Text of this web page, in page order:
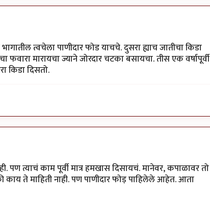
त्वचेला पाणीदार फोड याचचे. दुसरा ह्याच जातीचा किडा
फवारा मारायचा ज्याने जोरदार चटका बसायचा. तीस एक वर्षापूर्वी
किडा दिसतो.
आग्या१९९०
पण त्याचं काम पूर्वी मात्र हमखास दिसायचं. मानेवर, कपाळावर तो
ते माहिती नाही. पण पाणीदार फोड़ पाहिलेले आहेत. आता